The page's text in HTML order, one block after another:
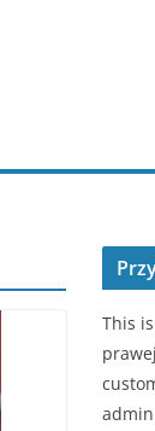
This